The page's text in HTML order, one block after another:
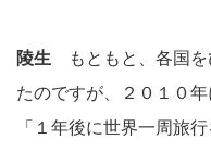
陵生 もともと、各国を
たのですが、２０１０
「１年後に世界一周旅